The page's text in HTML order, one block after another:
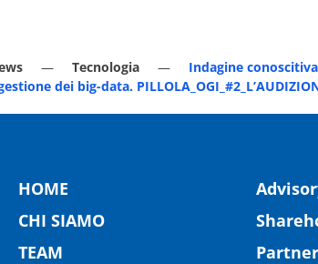
Tecnologia
Indagine
dei big-data.
HOME
CHI SIAMO
TEAM
Partner